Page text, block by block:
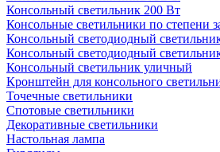
Консольный светильник 200 Вт
Консольные светильники по степени
Консольный светодиодный
Консольный светодиодный
Консольный светильник уличный
Кронштейн для консольного
Точечные светильники
Спотовые светильники
Декоративные светильники
Настольная лампа